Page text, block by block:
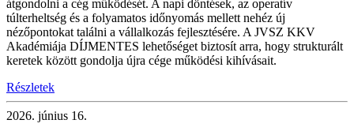
átgondolni a cég működését. A napi döntések, az operatív
túlterheltség és a folyamatos időnyomás mellett nehéz új
nézőpontokat találni a vállalkozás fejlesztésére. A JVSZ KKV
Akadémiája DÍJMENTES lehetőséget biztosít arra, hogy strukturált
keretek között gondolja újra cége működési kihívásait.
Részletek
2026. június 16.